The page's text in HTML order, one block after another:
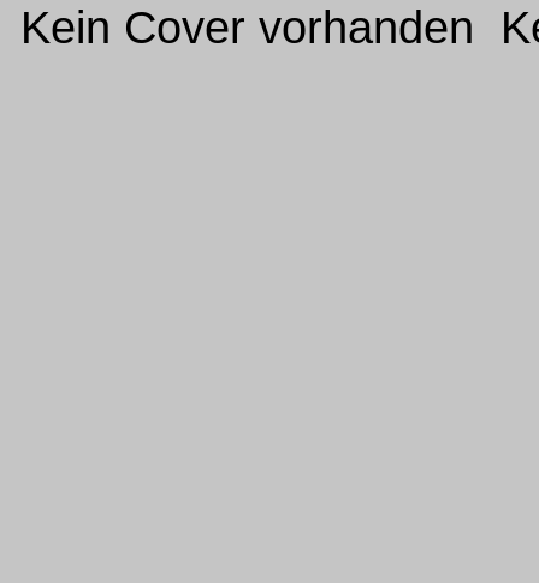
Kein Cover vorhanden